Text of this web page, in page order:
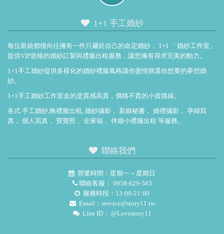
1+1 手工婚紗
每位新娘都很向往擁有一件只屬於自己的命定婚紗， 1+1 「婚紗工作室 」
提供VIP規格的婚紗訂製與禮服出租服務，讓您擁有尋求完美的動力。
1+1手工婚紗提供多樣化的婚紗禮服風格讓你盡情挑選你想要的夢想婚
紗。
1+1手工婚紗工作室走的是質感高貴，價格不貴的小資路線。
各式 手工婚紗,晚禮服出租 婚紗攝影 ， 新娘秘書 ， 婚禮攝影 ， 孕婦寫
真 ， 個人寫真 ， 寶寶照 ， 全家福 ， 伴娘小禮服出租 等服務。
聯絡我們
營業時間：星期一～星期日
聯絡客服： 0958-629-583
服務時段：13:00-21:00
Email： service@story11.tw
Line ID： @Lovestory11